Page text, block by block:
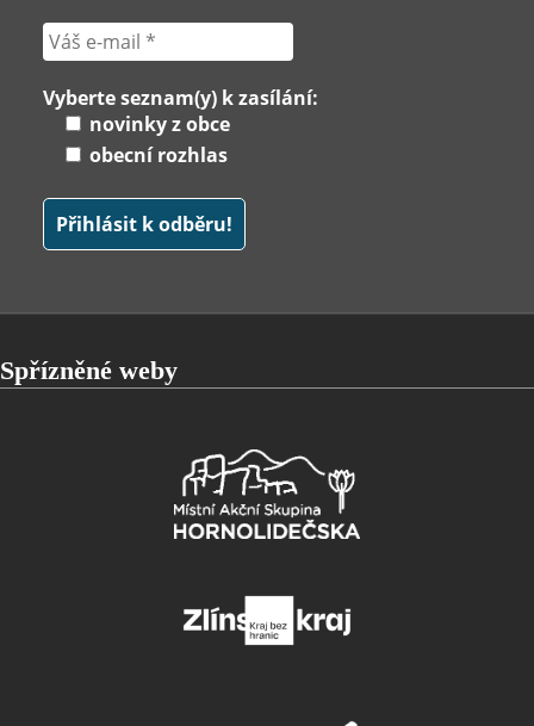
Vyberte seznam(y) k zasílání:
novinky z obce
obecní rozhlas
Spřízněné weby